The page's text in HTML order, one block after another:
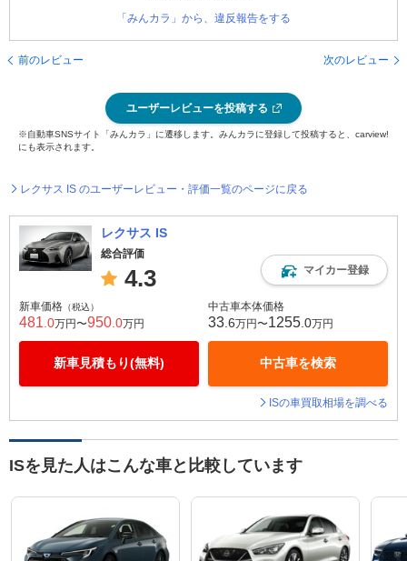
「みんカラ」から、違反報告をする
前のレビュー 次のレビュー
ユーザーレビューを投稿する
※自動車SNSサイト「みんカラ」に遷移します。みんカラに登録して投稿すると、carview!
にも表示されます。
レクサス IS のユーザーレビュー・評価一覧のページに戻る
レクサス IS
総合評価
4.3 マイカー登録
新車価格 （税込）
481 .0万円〜950 .0万円
新車見積もり(無料)
中古車本体価格
33 .6万円〜1255 .0万円
中古車を検索
ISの車買取相場を調べる
ISを見た人はこんな車と比較しています